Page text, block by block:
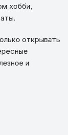
хобби,
открывать
и